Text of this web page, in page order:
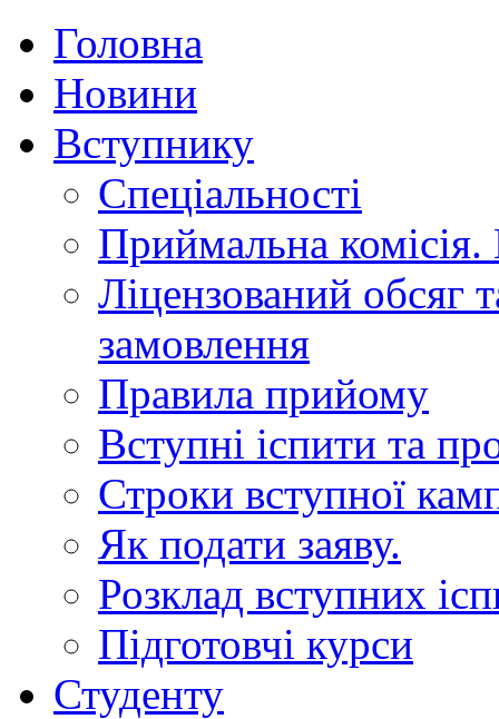
Головна
Новини
Вступнику
Спеціальності
Приймальна
Ліцензований обсяг
замовлення
Правила прийому
Вступні іспити та
Строки вступної
Як подати заяву.
Розклад вступних
Підготовчі курси
Студенту